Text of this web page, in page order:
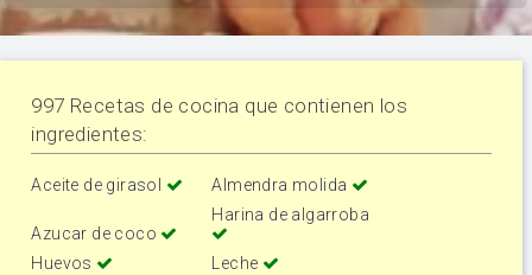
997 Recetas de cocina que contienen los
ingredientes:
Aceite de girasol Almendra molida
Azucar de coco
Harina de algarroba
Huevos
Leche